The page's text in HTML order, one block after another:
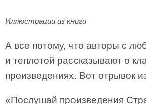
Иллюстрации из книги
А все потому, что авторы с
и теплотой рассказывают о
произведениях. Вот отрывок
«Послушай произведения